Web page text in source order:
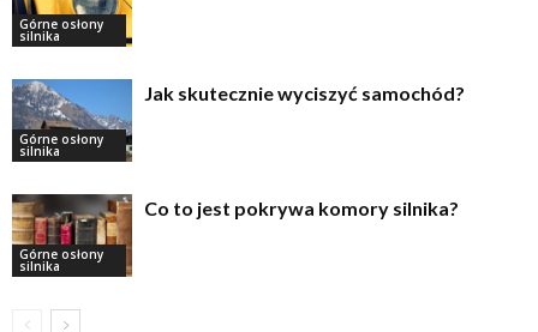
Górne osłony
silnika
Górne osłony
silnika
Jak skutecznie wyciszyć samochód?
Górne osłony
silnika
Co to jest pokrywa komory silnika?